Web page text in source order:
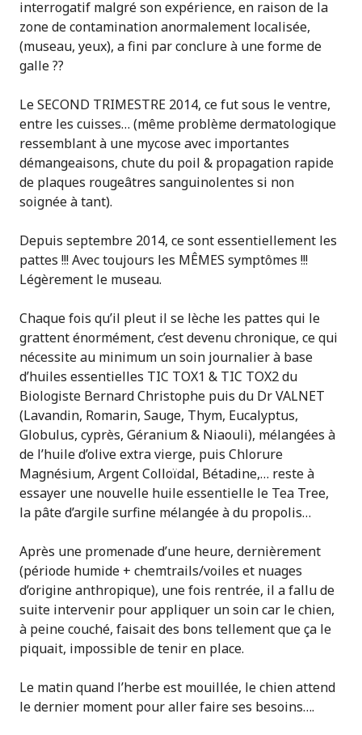
interrogatif malgré son expérience, en raison de la
zone de contamination anormalement localisée,
(museau, yeux), a fini par conclure à une forme de
galle ??
Le SECOND TRIMESTRE 2014, ce fut sous le ventre,
entre les cuisses… (même problème dermatologique
ressemblant à une mycose avec importantes
démangeaisons, chute du poil & propagation rapide
de plaques rougeâtres sanguinolentes si non
soignée à tant).
Depuis septembre 2014, ce sont essentiellement les
pattes !!! Avec toujours les MÊMES symptômes !!!
Légèrement le museau.
Chaque fois qu’il pleut il se lèche les pattes qui le
grattent énormément, c’est devenu chronique, ce qui
nécessite au minimum un soin journalier à base
d’huiles essentielles TIC TOX1 & TIC TOX2 du
Biologiste Bernard Christophe puis du Dr VALNET
(Lavandin, Romarin, Sauge, Thym, Eucalyptus,
Globulus, cyprès, Géranium & Niaouli), mélangées à
de l’huile d’olive extra vierge, puis Chlorure
Magnésium, Argent Colloïdal, Bétadine,… reste à
essayer une nouvelle huile essentielle le Tea Tree,
la pâte d’argile surfine mélangée à du propolis…
Après une promenade d’une heure, dernièrement
(période humide + chemtrails/voiles et nuages
d’origine anthropique), une fois rentrée, il a fallu de
suite intervenir pour appliquer un soin car le chien,
à peine couché, faisait des bons tellement que ça le
piquait, impossible de tenir en place.
Le matin quand l’herbe est mouillée, le chien attend
le dernier moment pour aller faire ses besoins….